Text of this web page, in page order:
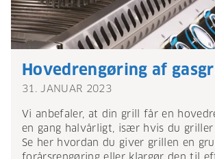
Hovedrengøring af
31. JANUAR 2023
Vi anbefaler, at din grill får en
en gang halvårligt, især hvis du
Se her hvordan du giver grillen en